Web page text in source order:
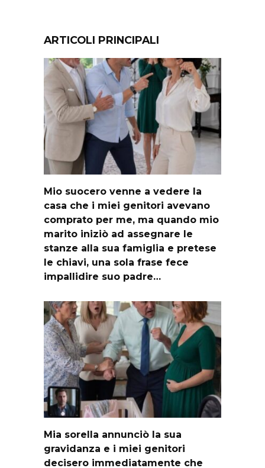
ARTICOLI PRINCIPALI
Mio suocero venne a vedere la
casa che i miei genitori avevano
comprato per me, ma quando mio
marito iniziò ad assegnare le
stanze alla sua famiglia e pretese
le chiavi, una sola frase fece
impallidire suo padre…
Mia sorella annunciò la sua
gravidanza e i miei genitori
decisero immediatamente che